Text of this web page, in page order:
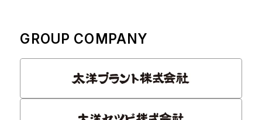
GROUP COMPANY